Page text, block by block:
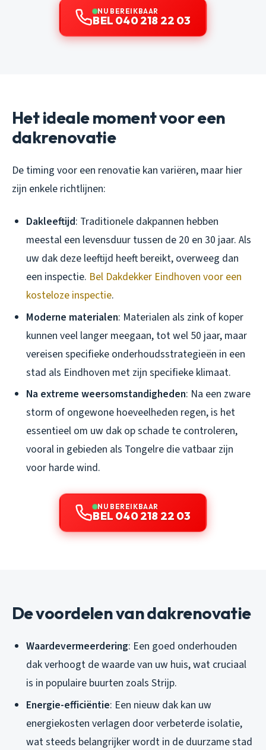
NU BEREIKBAAR
BEL 040 218 22 03
Het ideale moment voor een
dakrenovatie
De timing voor een renovatie kan variëren, maar hier
zijn enkele richtlijnen:
Dakleeftijd: Traditionele dakpannen hebben
meestal een levensduur tussen de 20 en 30 jaar. Als
uw dak deze leeftijd heeft bereikt, overweeg dan
een inspectie. Bel Dakdekker Eindhoven voor een
kosteloze inspectie.
Moderne materialen: Materialen als zink of koper
kunnen veel langer meegaan, tot wel 50 jaar, maar
vereisen specifieke onderhoudsstrategieën in een
stad als Eindhoven met zijn specifieke klimaat.
Na extreme weersomstandigheden: Na een zware
storm of ongewone hoeveelheden regen, is het
essentieel om uw dak op schade te controleren,
vooral in gebieden als Tongelre die vatbaar zijn
voor harde wind.
NU BEREIKBAAR
BEL 040 218 22 03
De voordelen van dakrenovatie
Waardevermeerdering: Een goed onderhouden
dak verhoogt de waarde van uw huis, wat cruciaal
is in populaire buurten zoals Strijp.
Energie-efficiëntie: Een nieuw dak kan uw
energiekosten verlagen door verbeterde isolatie,
wat steeds belangrijker wordt in de duurzame stad